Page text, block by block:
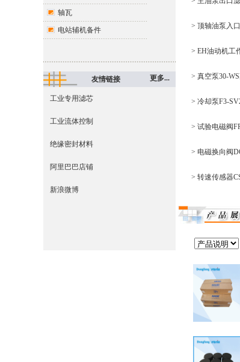
轴瓦
电站辅机备件
友情链接 更多...
工业专用滤芯
工业流体控制
绝缘密封材料
阿里巴巴店铺
新浪微博
> 顶轴油泵入
> EH油动机工
> 真空泵30-
> 冷却泵F3-
> 试验电磁阀
> 电磁换向阀
> 转速传感器